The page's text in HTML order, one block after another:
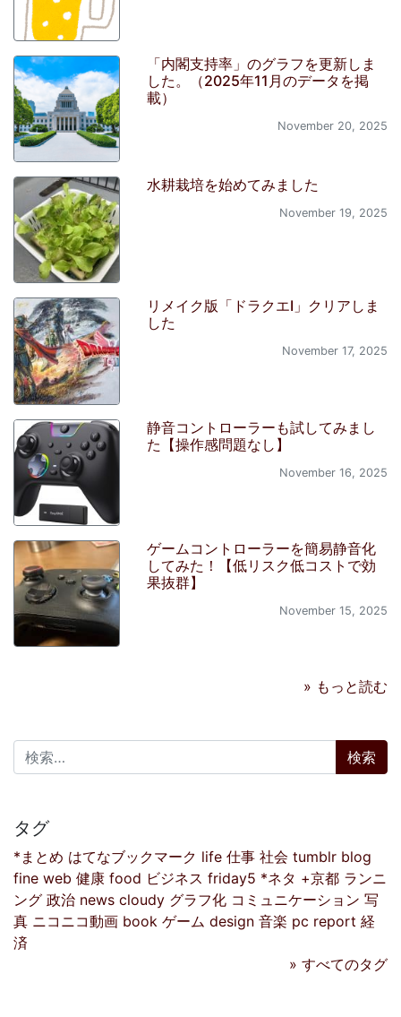
「内閣支持率」のグラフを更新しま
した。（2025年11月のデータを掲
載）
November 20, 2025
水耕栽培を始めてみました
November 19, 2025
リメイク版「ドラクエI」クリアしま
した
November 17, 2025
静音コントローラーも試してみまし
た【操作感問題なし】
November 16, 2025
ゲームコントローラーを簡易静音化
してみた！【低リスク低コストで効
果抜群】
November 15, 2025
» もっと読む
検索:
タグ
*まとめ はてなブックマーク life 仕事 社会 tumblr blog
fine web 健康 food ビジネス friday5 *ネタ +京都 ランニ
ング 政治 news cloudy グラフ化 コミュニケーション 写
真 ニコニコ動画 book ゲーム design 音楽 pc report 経
済
» すべてのタグ